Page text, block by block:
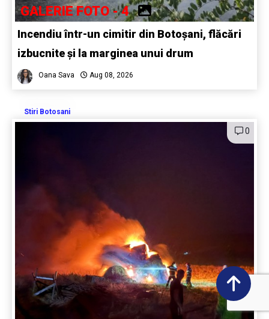
GALERIE FOTO - 4
Incendiu într-un cimitir din Botoșani, flăcări
izbucnite și la marginea unui drum
Oana Sava Aug 08, 2026
Stiri Botosani
0